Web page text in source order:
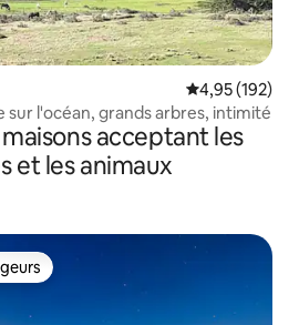
Évaluation
4,95 (192)
sur l'océan, grands arbres, intimité
acceptant les
et les animaux
les plus appréciés